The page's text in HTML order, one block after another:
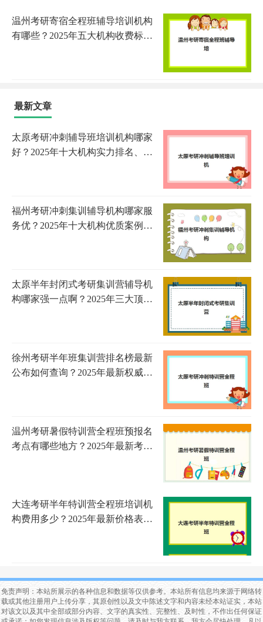
温州考研寄宿全程班辅导培训机构
有哪些？2025年五大机构收费标准
最新文章
太原考研冲刺辅导班培训机构哪家
好？2025年十大机构实力排名、课
福州考研冲刺集训辅导机构哪家服
务优？2025年十大机构优质案例详
太原半年封闭式考研集训营辅导机
构哪家强一点啊？2025年三大顶尖
徐州考研半年班集训营排名榜最新
公布如何查询？2025年最新权威榜
温州考研暑假特训营全程班预报名
考点有哪些地方？2025年最新考点
大连考研半年特训营全程班培训机
构费用多少？2025年最新价格表与
免责声明：本站所展示的各种信息和数据等仅供参考。本站所有信息均来源于网络转
载或其他注册用户上传分享，其原创性以及文中陈述文字和内容未经本站证实，本站
对该文以及其中全部或部分内容、文字的真实性、完整性、及时性，不作出任何保证